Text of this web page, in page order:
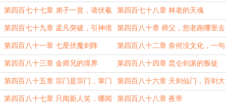
辱的林老 住！
第四百七十七章 弟子一贫，请伏羲
剑，赐剑气
第四百七十八章 林老的天魂
第四百七十九章 孟凡突破，引神境
界
第四百八十章 师父，您老跑哪里去
了？
第四百八十一章 七星伏魔剑阵 第四百八十二章 奈何没文化，一句
卧槽感叹下
第四百八十三章 金师兄的境界 第四百八十四章 昆仑剑派的叛徒
第四百八十五章 宗门是宗门，掌门
是掌门
第四百八十六章 天剑仙门，百剑大
典
第四百八十七章 只闻新人笑，哪闻 第四百八十八章 夜帝